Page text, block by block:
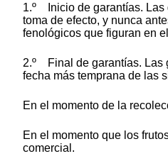
1.º Inicio de garantías. Las
toma de efecto, y nunca
fenológicos que figuran en
2.º Final de garantías. Las
fecha más temprana de las
En el momento de la
En el momento que los
comercial.